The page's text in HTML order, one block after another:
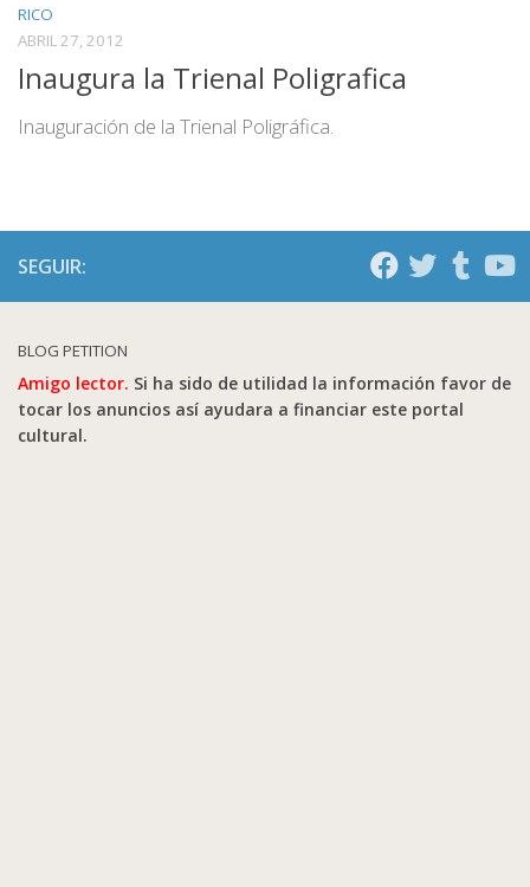
RICO
ABRIL 27, 2012
Inaugura la Trienal Poligrafica
Inauguración de la Trienal Poligráfica.
SEGUIR:
BLOG PETITION
Amigo lector. Si ha sido de utilidad la información favor de
tocar los anuncios así ayudara a financiar este portal
cultural.